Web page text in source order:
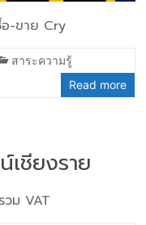
-ขาย Cry
สาระความรู้
Read more
ชียงราย
วม VAT